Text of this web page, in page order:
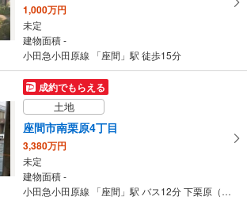
1,000万円
未定
建物面積 -
小田急小田原線 「座間」駅 徒歩15分
成約でもらえる
土地
座間市南栗原4丁目
3,380万円
未定
建物面積 -
小田急小田原線 「座間」駅 バス12分 下栗原（神奈川県） バス停下車 徒歩9分